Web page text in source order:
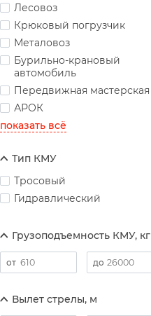
Лесовоз
Крюковый погрузчик
Металовоз
Бурильно-крановый
автомобиль
Передвижная мастерская
АРОК
показать всё
Тип КМУ
Тросовый
Гидравлический
Грузоподъемность КМУ, кг
Вылет стрелы, м